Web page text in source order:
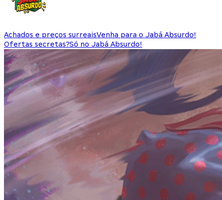
Achados e preços surreaisVenha para o Jabá Absurdo!
Ofertas secretas?Só no Jabá Absurdo!